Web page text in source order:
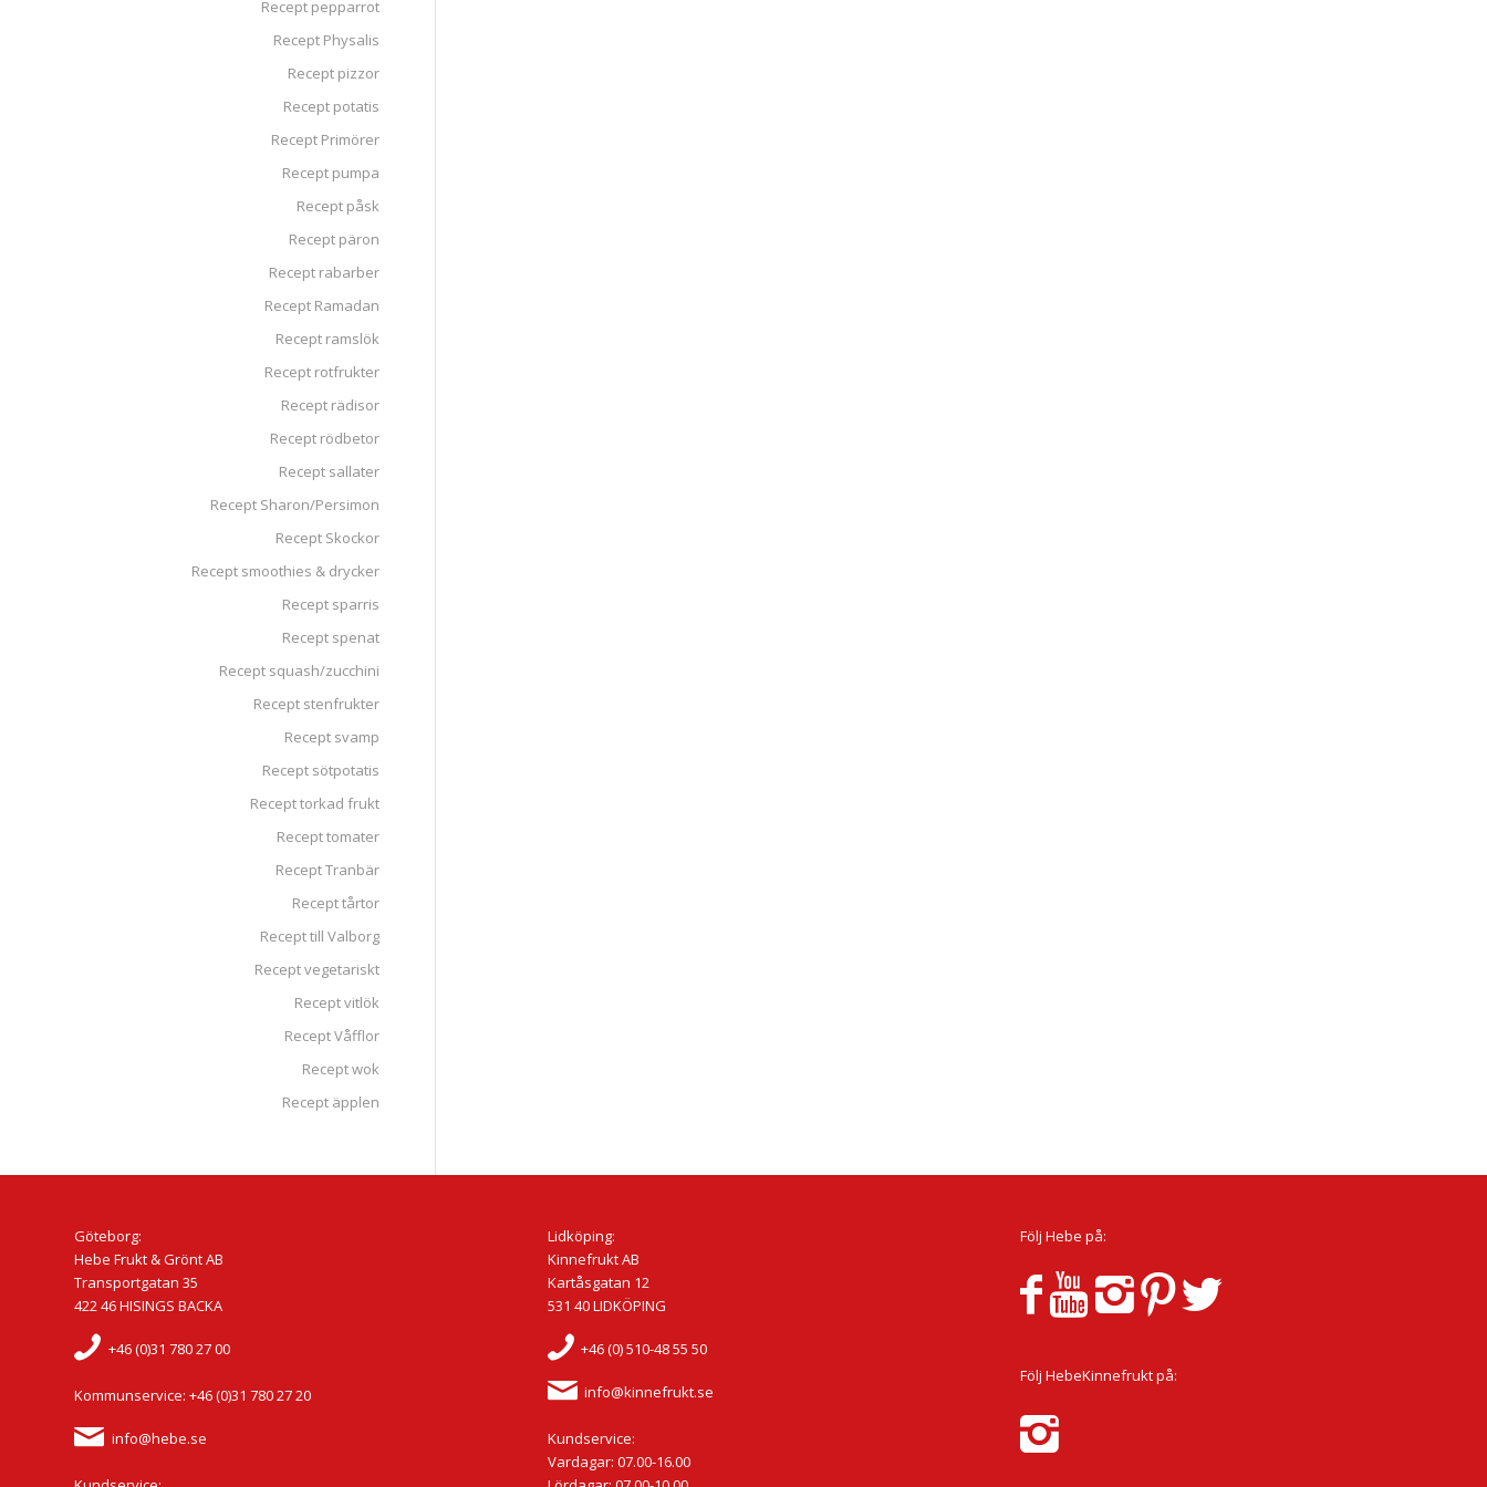
Recept pepparrot
Recept Physalis
Recept pizzor
Recept potatis
Recept Primörer
Recept pumpa
Recept påsk
Recept päron
Recept rabarber
Recept Ramadan
Recept ramslök
Recept rotfrukter
Recept rädisor
Recept rödbetor
Recept sallater
Recept Sharon/Persimon
Recept Skockor
Recept smoothies & drycker
Recept sparris
Recept spenat
Recept squash/zucchini
Recept stenfrukter
Recept svamp
Recept sötpotatis
Recept torkad frukt
Recept tomater
Recept Tranbär
Recept tårtor
Recept till Valborg
Recept vegetariskt
Recept vitlök
Recept Våfflor
Recept wok
Recept äpplen
Göteborg:
Hebe Frukt & Grönt AB
Transportgatan 35
422 46 HISINGS BACKA
+46 (0)31 780 27 00
Kommunservice: +46 (0)31 780 27 20
info@hebe.se
Lidköping:
Kinnefrukt AB
Kartåsgatan 12
531 40 LIDKÖPING
+46 (0) 510-48 55 50
info@kinnefrukt.se
Kundservice:
Vardagar: 07.00-16.00
Följ Hebe på:
Följ HebeKinnefrukt på: